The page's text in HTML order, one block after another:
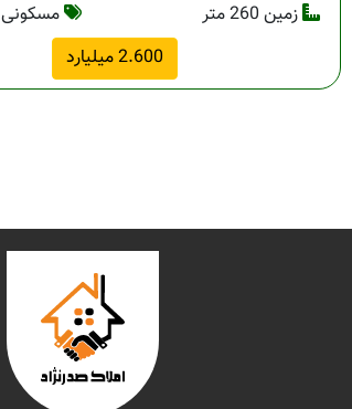
زمین 260 متر
مسکونی
2.600 میلیارد